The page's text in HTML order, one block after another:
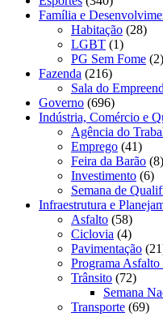
Família e
Habitação (28)
LGBT (1)
PG Sem Fome (2)
Fazenda (216)
Sala do
Governo (696)
Indústria, Comércio e
Agência do
Emprego (41)
Feira da Barão (8)
Investimento (6)
Semana de
Infraestrutura e
Asfalto (58)
Ciclovia (4)
Pavimentação
Programa
Trânsito (72)
Semana
Transporte (69)